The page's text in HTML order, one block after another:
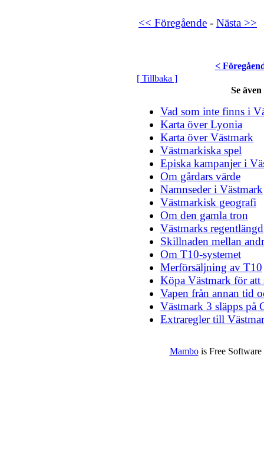
<< Föregående - Nästa >>
<
[ Tillbaka ]
Se även
Vad som inte finns i
Karta över Lyonia
Karta över Västmark
Västmarkiska spel
Episka kampanjer i
Om gårdars värde
Namnseder i Västmark
Västmarkisk geografi
Om den gamla tron
Västmarks regentlängd
Skillnaden mellan
Om T10-systemet
Merförsäljning av T10
Köpa Västmark för att
Vapen från annan tid
Västmark 3 släpps på
Extraregler till
Mambois Free Software